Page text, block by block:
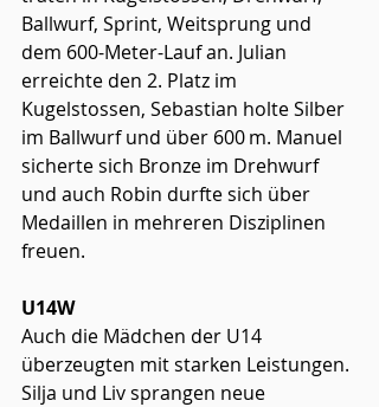
Ballwurf, Sprint, Weitsprung und
dem 600-Meter-Lauf an. Julian
erreichte den 2. Platz im
Kugelstossen, Sebastian holte Silber
im Ballwurf und über 600 m. Manuel
sicherte sich Bronze im Drehwurf
und auch Robin durfte sich über
Medaillen in mehreren Disziplinen
freuen.
U14W
Auch die Mädchen der U14
überzeugten mit starken Leistungen.
Silja und Liv sprangen neue